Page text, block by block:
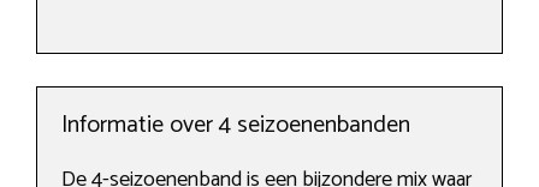
Informatie over 4 seizoenenbanden